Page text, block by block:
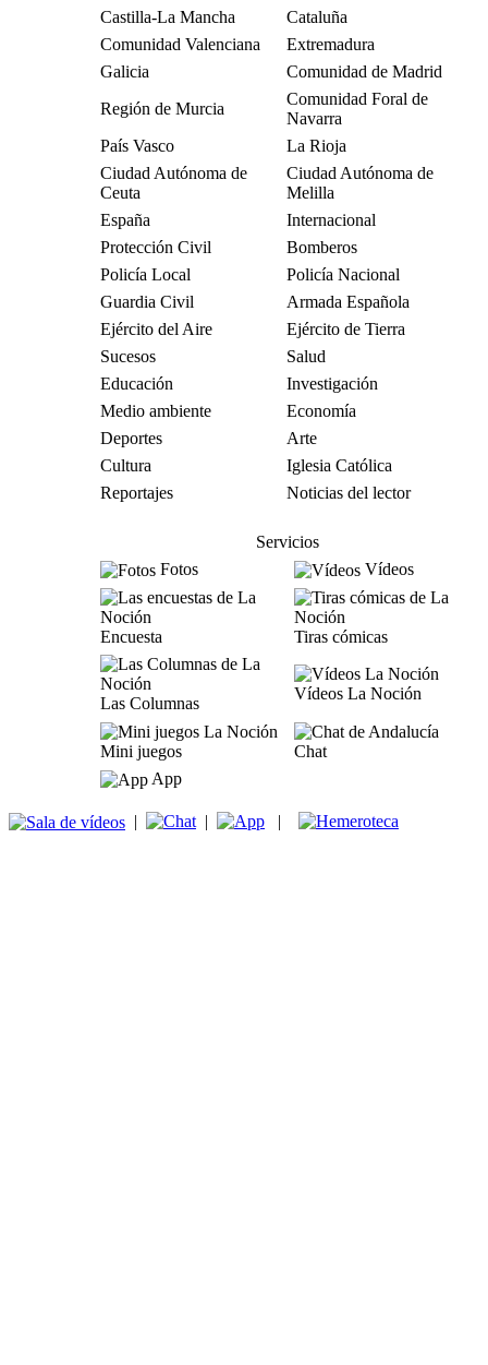
Castilla-La Mancha
Cataluña
Comunidad Valenciana
Extremadura
Galicia
Comunidad de Madrid
Región de Murcia
Comunidad Foral de
Navarra
País Vasco
La Rioja
Ciudad Autónoma de
Ceuta
Ciudad Autónoma de
Melilla
España
Internacional
Protección Civil
Bomberos
Policía Local
Policía Nacional
Guardia Civil
Armada Española
Ejército del Aire
Ejército de Tierra
Sucesos
Salud
Educación
Investigación
Medio ambiente
Economía
Deportes
Arte
Cultura
Iglesia Católica
Reportajes
Noticias del lector
Servicios
Fotos
Vídeos
Encuesta Tiras cómicas
Las Columnas
Vídeos La Noción
Mini juegos
Chat
App
| | |